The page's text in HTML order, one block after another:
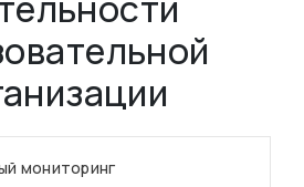
мониторинг